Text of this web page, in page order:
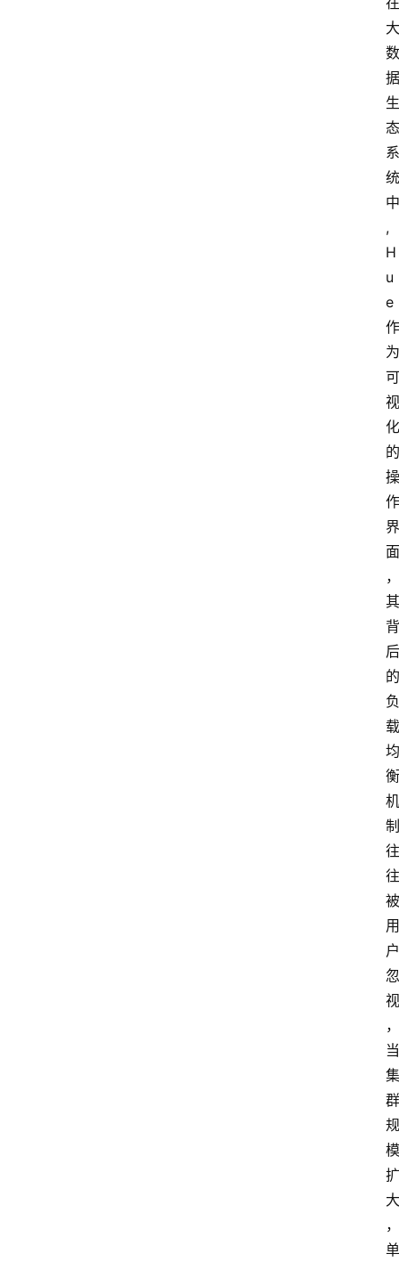
大
数
据
生
态
系
统
中
,
H
u
e
作
为
可
视
化
的
操
作
界
面
，
其
背
后
的
负
载
均
衡
机
制
往
往
被
用
户
忽
视
，
当
集
群
规
模
扩
大
，
单